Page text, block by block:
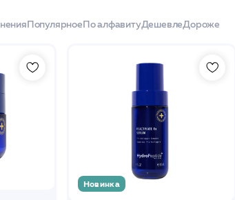
ПопулярноеПо алфавитуДешевлеДороже
Новинка